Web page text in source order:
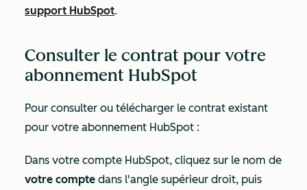
support HubSpot.
Consulter le contrat pour votre
abonnement HubSpot
Pour consulter ou télécharger le contrat existant
pour votre abonnement HubSpot :
Dans votre compte HubSpot, cliquez sur le nom de
votre compte dans l'angle supérieur droit, puis